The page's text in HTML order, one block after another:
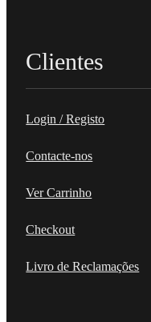
Clientes
Login / Registo
Contacte-nos
Ver Carrinho
Checkout
Livro de Reclamações